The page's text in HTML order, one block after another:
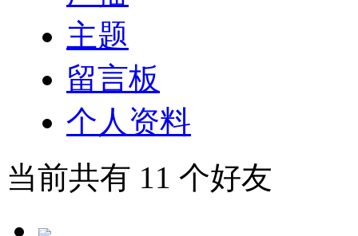
主题
留言板
个人资料
当前共有 11 个好友